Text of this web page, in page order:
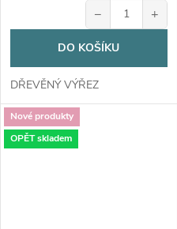
− +
DO KOŠÍKU
DŘEVĚNÝ VÝŘEZ
Nové produkty
OPĚT skladem